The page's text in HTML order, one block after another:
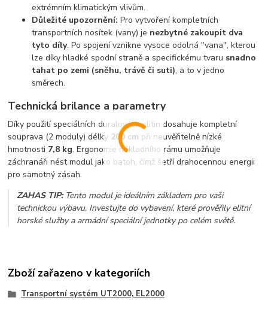
extrémním klimatickým vlivům.
Důležité upozornění: Pro vytvoření kompletních
transportních nosítek (vany) je nezbytné zakoupit dva
tyto díly. Po spojení vznikne vysoce odolná "vana", kterou
lze díky hladké spodní straně a specifickému tvaru snadno
tahat po zemi (sněhu, trávě či suti), a to v jedno
směrech.
Technická brilance a parametry
Díky použití speciálních duralových slitin dosahuje kompletní
souprava (2 moduly) délky 200 cm při neuvěřitelně nízké
hmotnosti 7,8 kg. Ergonomie nákladního rámu umožňuje
záchranáři nést modul jako batoh, čímž šetří drahocennou energii
pro samotný zásah.
ZAHAS TIP:Tento modul je ideálním základem pro vaši
technickou výbavu. Investujte do vybavení, které prověřily elitní
horské služby a armádní speciální jednotky po celém světě.
Zboží zařazeno v kategoriích
Transportní systém UT2000, EL2000